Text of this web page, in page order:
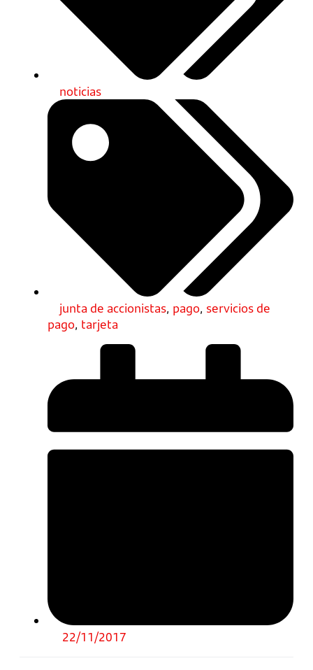
noticias
junta de accionistas, pago, servicios de
pago, tarjeta
22/11/2017